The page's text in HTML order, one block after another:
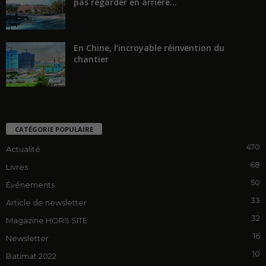
En Chine, l’incroyable réinvention du
chantier
CATÉGORIE POPULAIRE
Actualité 470
Livres 68
Événements 50
Article de newsletter 33
Magazine HORS SITE 32
Newsletter 16
Batimat 2022 10